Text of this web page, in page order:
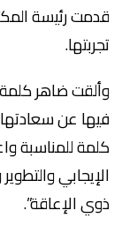
قدمت رئيسة
تجربتها.
وألقت ضاهر كلمة
فيها عن سعادتها
كلمة للمناسبة
الإيجابي
ذوي الإعاقة”.